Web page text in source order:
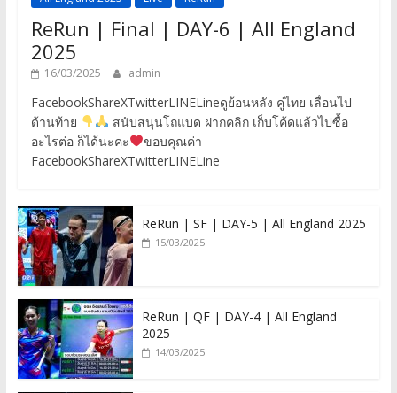
ReRun | Final | DAY-6 | All England
2025
16/03/2025 admin
FacebookShareXTwitterLINELineดูย้อนหลัง คู่ไทย เลื่อนไป
ด้านท้าย
สนับสนุนโถแบด ฝากคลิก เก็บโค้ดแล้วไปซื้อ
อะไรต่อ ก็ได้นะคะ
ขอบคุณค่า
FacebookShareXTwitterLINELine
ReRun | SF | DAY-5 | All England 2025
15/03/2025
ReRun | QF | DAY-4 | All England
2025
14/03/2025